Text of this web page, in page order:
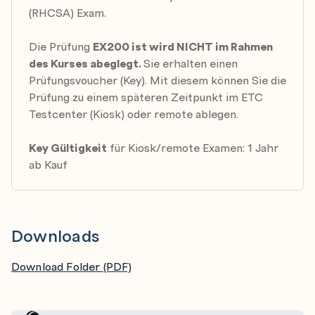
Volumes
Verwaltung der Netzwerkkonfiguration
Red Hat Enterprise Linux Servern konfiguriere
Planung von System-Tasks
Planung für Systemprogramme, die regelmäßig
ausgeführt werden müssen, um Daemons oder
Betriebssystemfunktionen zu unterstützen
Analysieren und Speichern von Protokollen
Systemprotokolle zur Fehlerbehebung lokalisieren
Protokollereignisse sicherstellen
Sicherheitsmanagement mit SELinux
(RHCSA) Exam.
Die Prüfung EX200 ist wird NICHT im Rahmen
des Kurses abeglegt.Sie erhalten einen
Prüfungsvoucher (Key). Mit diesem können Sie die
Prüfung zu einem späteren Zeitpunkt im ETC
Testcenter (Kiosk) oder remote ablegen.
Key Gültigkeit für Kiosk/remote Examen: 1 Jahr
ab Kauf
Downloads
Download Folder (PDF)